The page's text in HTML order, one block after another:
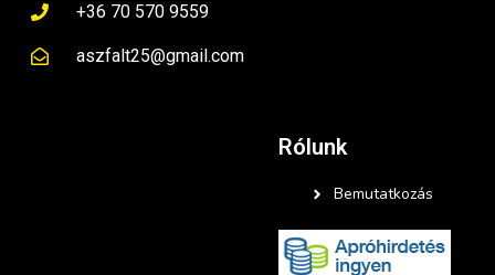
+36 70 570 9559
aszfalt25@gmail.com
Rólunk
Bemutatkozás